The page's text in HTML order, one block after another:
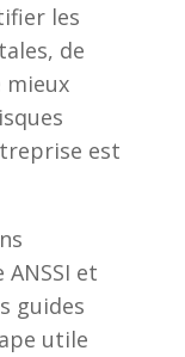
les
de
mieux
est
et
guides
utile